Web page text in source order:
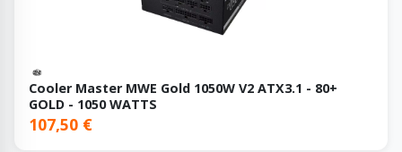
Cooler Master MWE Gold 1050W V2 ATX3.1 - 80+
GOLD - 1050 WATTS
107,50 €